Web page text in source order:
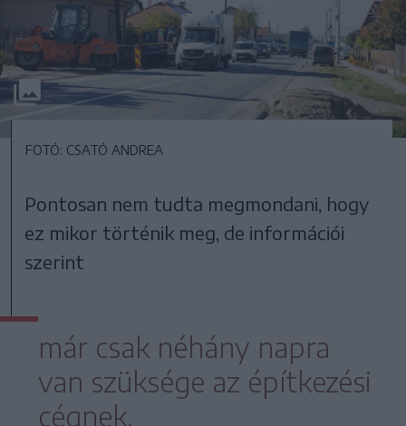
FOTÓ: CSATÓ ANDREA
Pontosan nem tudta megmondani, hogy
ez mikor történik meg, de információi
szerint
már csak néhány napra
van szüksége az építkezési
cégnek.